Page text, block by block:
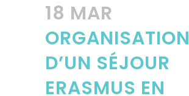
18 MAR
ORGANISATION
D’UN SÉJOUR
ERASMUS EN